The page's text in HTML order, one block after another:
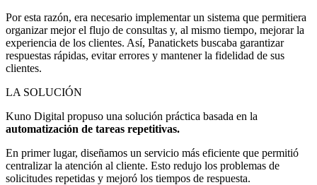
Por esta razón, era necesario implementar un sistema que permitiera
organizar mejor el flujo de consultas y, al mismo tiempo, mejorar la
experiencia de los clientes. Así, Panatickets buscaba garantizar
respuestas rápidas, evitar errores y mantener la fidelidad de sus
clientes.
LA SOLUCIÓN
Kuno Digital propuso una solución práctica basada en la
automatización de tareas repetitivas.
En primer lugar, diseñamos un servicio más eficiente que permitió
centralizar la atención al cliente. Esto redujo los problemas de
solicitudes repetidas y mejoró los tiempos de respuesta.